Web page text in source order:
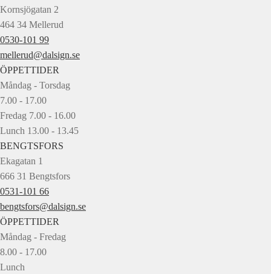
Kornsjögatan 2
464 34 Mellerud
0530-101 99
mellerud@dalsign.se
ÖPPETTIDER
Måndag - Torsdag
7.00 - 17.00
Fredag 7.00 - 16.00
Lunch 13.00 - 13.45
BENGTSFORS
Ekagatan 1
666 31 Bengtsfors
0531-101 66
bengtsfors@dalsign.se
ÖPPETTIDER
Måndag - Fredag
8.00 - 17.00
Lunch